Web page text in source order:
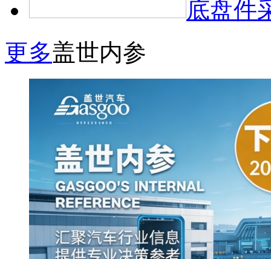
底盘件
更多盖世内参